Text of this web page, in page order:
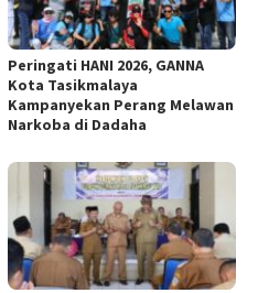
Peringati HANI 2026, GANNA
Kota Tasikmalaya
Kampanyekan Perang Melawan
Narkoba di Dadaha